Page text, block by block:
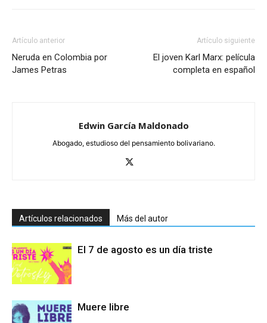
Artículo anterior
Neruda en Colombia por
James Petras
Artículo siguiente
El joven Karl Marx: película
completa en español
Edwin García Maldonado
Abogado, estudioso del pensamiento bolivariano.
Artículos relacionados Más del autor
El 7 de agosto es un día triste
Muere libre